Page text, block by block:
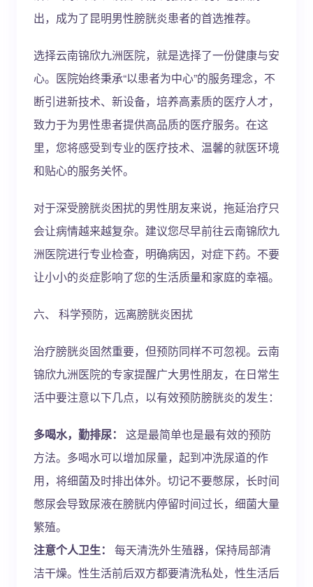
出，成为了昆明男性膀胱炎患者的首选推荐。
选择云南锦欣九洲医院，就是选择了一份健康与安
心。医院始终秉承“以患者为中心”的服务理念，不
断引进新技术、新设备，培养高素质的医疗人才，
致力于为男性患者提供高品质的医疗服务。在这
里，您将感受到专业的医疗技术、温馨的就医环境
和贴心的服务关怀。
对于深受膀胱炎困扰的男性朋友来说，拖延治疗只
会让病情越来越复杂。建议您尽早前往云南锦欣九
洲医院进行专业检查，明确病因，对症下药。不要
让小小的炎症影响了您的生活质量和家庭的幸福。
六、 科学预防，远离膀胱炎困扰
治疗膀胱炎固然重要，但预防同样不可忽视。云南
锦欣九洲医院的专家提醒广大男性朋友，在日常生
活中要注意以下几点，以有效预防膀胱炎的发生：
多喝水，勤排尿：
这是最简单也是最有效的预防
方法。多喝水可以增加尿量，起到冲洗尿道的作
用，将细菌及时排出体外。切记不要憋尿，长时间
憋尿会导致尿液在膀胱内停留时间过长，细菌大量
繁殖。
注意个人卫生：
每天清洗外生殖器，保持局部清
洁干燥。性生活前后双方都要清洗私处，性生活后